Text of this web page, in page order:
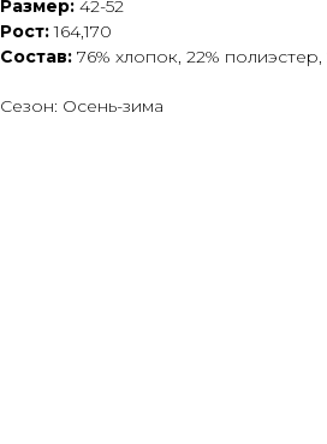
Размер: 42-52
Рост:164,170
Состав: 76% хлопок, 22% полиэстер,
Сезон: Осень-зима